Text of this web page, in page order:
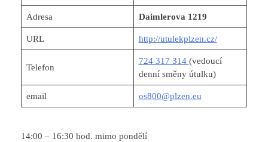
Adresa Daimlerova 1219
URL http://utulekplzen.cz/
Telefon
724 317 314 (vedoucí
denní směny útulku)
email os800@plzen.eu
14:00 – 16:30 hod. mimo pondělí